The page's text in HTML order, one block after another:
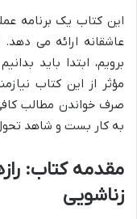
این کتاب یک برنامه
عاشقانه ارائه می
برویم، ابتدا باید بدانیم
مؤثر از این کتاب
صرف خواندن مطالب
به کار بست و شاهد
مقدمه کتاب:
زناشویی